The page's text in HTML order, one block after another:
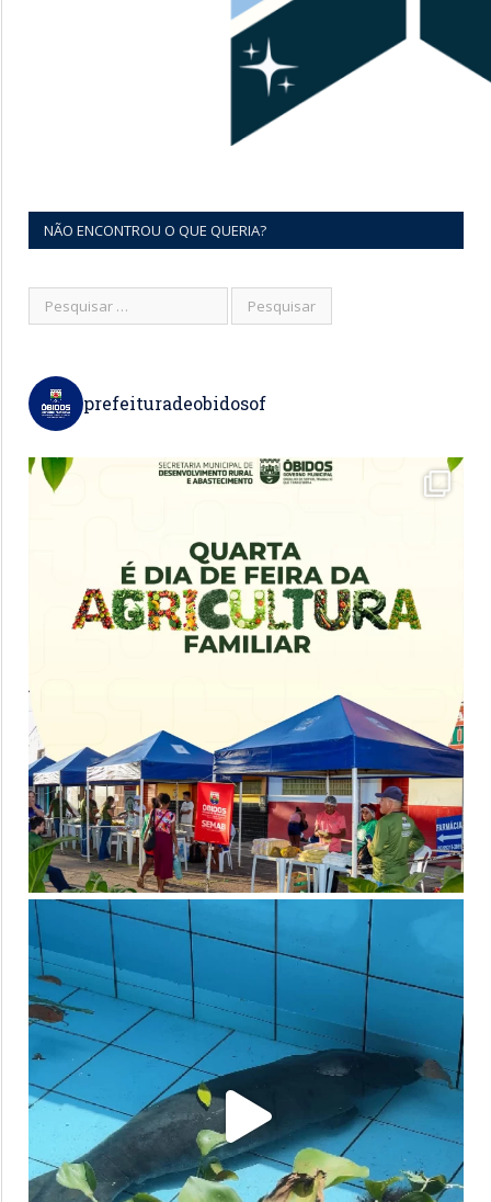
NÃO ENCONTROU O QUE QUERIA?
prefeituradeobidosof